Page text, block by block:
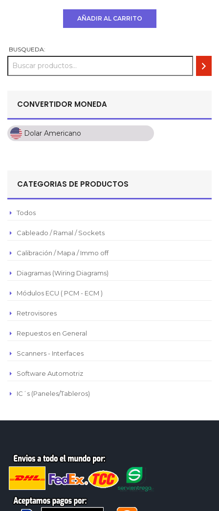
era:
es:
AÑADIR AL CARRITO
BUSQUEDA:
CONVERTIDOR MONEDA
Dolar Americano
Dolar Americano
Pesos Mexicanos
Euro
Real Brasilero
CATEGORIAS DE PRODUCTOS
Todos
Cableado / Ramal / Sockets
Calibración / Mapa / Immo off
Diagramas (Wiring Diagrams)
Módulos ECU ( PCM - ECM )
Retrovisores
Repuestos en General
Scanners - Interfaces
Software Automotriz
IC´s (Paneles/Tableros)